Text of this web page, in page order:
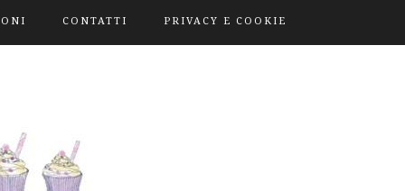
CONTATTI PRIVACY E COOKIE